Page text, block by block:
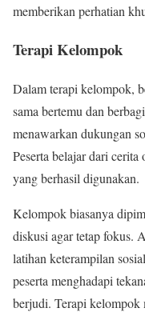
memberikan perhatian
Terapi Kelompok
Dalam terapi kelompok,
sama bertemu dan
menawarkan dukungan
Peserta belajar dari
yang berhasil digunakan.
Kelompok biasanya
diskusi agar tetap fokus.
latihan keterampilan
peserta menghadapi
berjudi. Terapi kelompok